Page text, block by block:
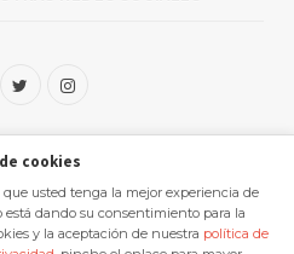
i
t
t
I
s
t
a
cookies
usted tenga la mejor experiencia de
dando su consentimiento para la
y la aceptación de nuestra política de